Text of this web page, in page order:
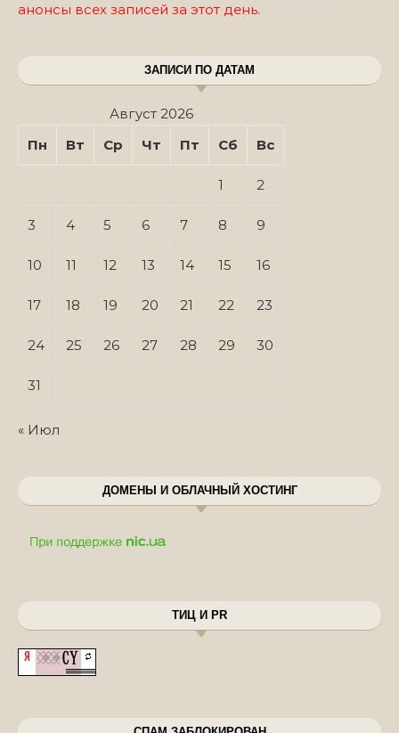
анонсы всех записей за этот день.
ЗАПИСИ ПО ДАТАМ
Август 2026
Пн
Вт Ср Чт Пт Сб Вс
1 2
3 4 5 6 7 8 9
10 11 12 13 14 15 16
17 18 19 20 21 22 23
24 25 26 27 28 29 30
31
« Июл
ДОМЕНЫ И ОБЛАЧНЫЙ ХОСТИНГ
ТИЦ И PR